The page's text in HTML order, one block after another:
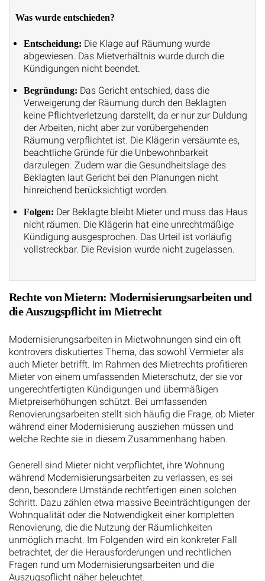
Was wurde entschieden?
Entscheidung: Die Klage auf Räumung wurde
abgewiesen. Das Mietverhältnis wurde durch die
Kündigungen nicht beendet.
Begründung: Das Gericht entschied, dass die
Verweigerung der Räumung durch den Beklagten
keine Pflichtverletzung darstellt, da er nur zur Duldung
der Arbeiten, nicht aber zur vorübergehenden
Räumung verpflichtet ist. Die Klägerin versäumte es,
beachtliche Gründe für die Unbewohnbarkeit
darzulegen. Zudem war die Gesundheitslage des
Beklagten laut Gericht bei den Planungen nicht
hinreichend berücksichtigt worden.
Folgen: Der Beklagte bleibt Mieter und muss das Haus
nicht räumen. Die Klägerin hat eine unrechtmäßige
Kündigung ausgesprochen. Das Urteil ist vorläufig
vollstreckbar. Die Revision wurde nicht zugelassen.
Rechte von Mietern: Modernisierungsarbeiten und
die Auszugspflicht im Mietrecht
Modernisierungsarbeiten in Mietwohnungen sind ein oft
kontrovers diskutiertes Thema, das sowohl Vermieter als
auch Mieter betrifft. Im Rahmen des Mietrechts profitieren
Mieter von einem umfassenden Mieterschutz, der sie vor
ungerechtfertigten Kündigungen und übermäßigen
Mietpreiserhöhungen schützt. Bei umfassenden
Renovierungsarbeiten stellt sich häufig die Frage, ob Mieter
während einer Modernisierung ausziehen müssen und
welche Rechte sie in diesem Zusammenhang haben.
Generell sind Mieter nicht verpflichtet, ihre Wohnung
während Modernisierungsarbeiten zu verlassen, es sei
denn, besondere Umstände rechtfertigen einen solchen
Schritt. Dazu zählen etwa massive Beeinträchtigungen der
Wohnqualität oder die Notwendigkeit einer kompletten
Renovierung, die die Nutzung der Räumlichkeiten
unmöglich macht. Im Folgenden wird ein konkreter Fall
betrachtet, der die Herausforderungen und rechtlichen
Fragen rund um Modernisierungsarbeiten und die
Auszugspflicht näher beleuchtet.